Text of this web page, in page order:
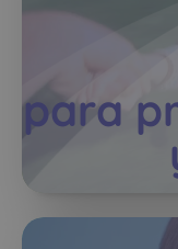
para